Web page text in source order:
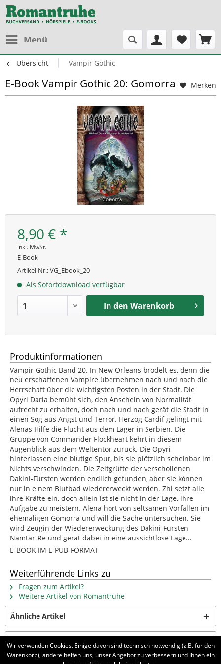
Menü
Übersicht Vampir Gothic
Merken
E-Book Vampir Gothic 20: Gomorra
8,90 € *
inkl. MwSt.
E-Book
Artikel-Nr.:VG_Ebook_20
Als Sofortdownload verfügbar
In den Warenkorb
Produktinformationen
Vampir Gothic Band 20. In New Orleans brodelt es, denn die
neu erschaffenen Vampire übernehmen nach und nach die
Herrschaft über die wichtigsten Posten in der Stadt. Die
Opyri Daria bemüht sich, den Anschein von Normalität
aufrecht zu erhalten, doch nach und nach gerät die Stadt in
einen Sog aus Angst und Terror. Herzog Cardif gelingt mit
Alenas Hilfe die Flucht aus dem Lager in Serbien. Die
Gruppe von Commander Flockheart kehrt in diesem
Augenblick aus dem Weltentor zurück. Die Opyri
hinterlassen eine blutige Spur, bis sie plötzlich scheinbar im
Nichts verschwinden. Die Zeitgrüfte der verschollenen
Dakini-Fürsten werden endlich gefunden, aber sie können
nur in einem Blutbad wiedererweckt werden. Zhi setzt alle
ihre Kräfte ein, doch allein ist sie nicht in der Lage, ihre
Aufgabe zu meistern. Alena hört von seltsamen Vorfällen im
ehemaligen Gomorra und will die Sache untersuchen. Sie
wird Zeugin der Wiedererweckung des Dakini-Fürsten
Namtar-Re und gerät dabei in eine aussichtlose Lage...
E-BOOK IM E-PUB-FORMAT
Weiterführende Links zu
Fragen zum Artikel?
Weitere Artikel von Romantruhe
Ähnliche Artikel
Kunden kauften auch
Wir verwenden Cookies. Einige davon sind technisch notwendig (z.B. für den
Warenkorb), andere helfen uns, unser Angebot zu verbessern und Ihnen ein